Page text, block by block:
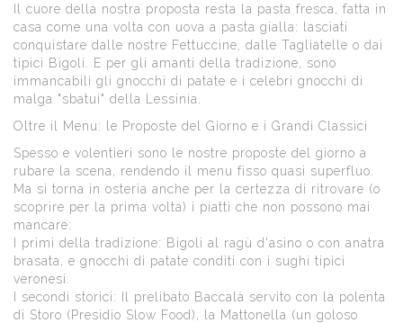
​Il cuore della nostra proposta resta la pasta fresca, fatta in
casa come una volta con uova a pasta gialla: lasciati
conquistare dalle nostre Fettuccine, dalle Tagliatelle o dai
tipici Bigoli. E per gli amanti della tradizione, sono
immancabili gli gnocchi di patate e i celebri gnocchi di
malga "sbatui" della Lessinia.
​Oltre il Menu: le Proposte del Giorno e i Grandi Classici
​Spesso e volentieri sono le nostre proposte del giorno a
rubare la scena, rendendo il menu fisso quasi superfluo.
Ma si torna in osteria anche per la certezza di ritrovare (o
scoprire per la prima volta) i piatti che non possono mai
mancare:
​I primi della tradizione: Bigoli al ragù d'asino o con anatra
brasata, e gnocchi di patate conditi con i sughi tipici
veronesi.
​I secondi storici: Il prelibato Baccalà servito con la polenta
di Storo (Presidio Slow Food), la Mattonella (un goloso